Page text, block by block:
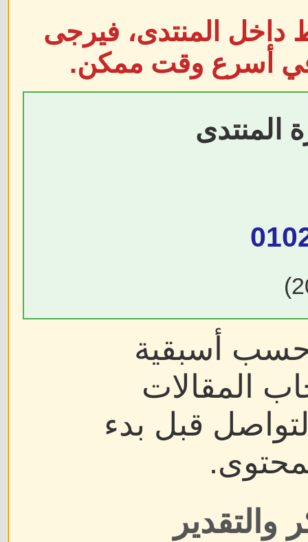
داخل المنتدى، فيرجى
في أسرع وقت ممكن.
المنتدى
حسب أسبقية
المقالات
قبل بدء